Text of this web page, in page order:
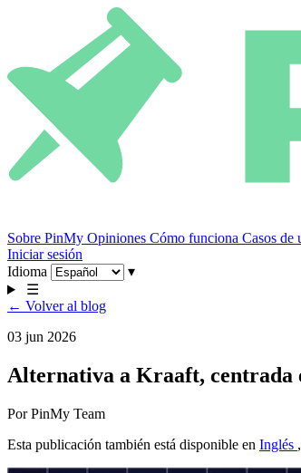
Sobre PinMy Opiniones Cómo funciona Casos de
Iniciar sesión
Idioma
▾
☰
← Volver al blog
03 jun 2026
Alternativa a Kraaft, centrada
Por PinMy Team
Esta publicación también está disponible en Inglés ,